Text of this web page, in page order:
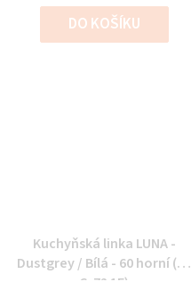
DO KOŠÍKU
Kuchyňská linka LUNA -
Dustgrey / Bílá - 60 horní (60
G-72 1F)